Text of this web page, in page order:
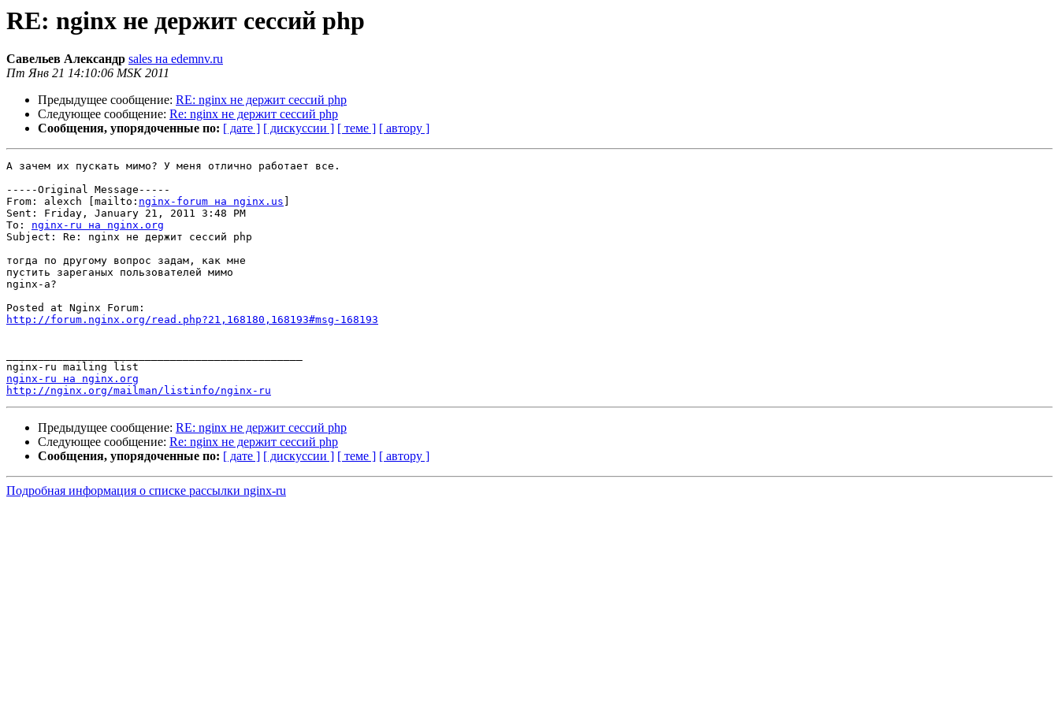
RE: nginx не держит сессий php
Савельев Александр sales на edemnv.ru
Пт Янв 21 14:10:06 MSK 2011
Предыдущее сообщение: RE: nginx не держит сессий php
Следующее сообщение: Re: nginx не держит сессий php
Сообщения, упорядоченные по: [ дате ] [ дискуссии ] [ теме ] [ автору ]
А зачем их пускать мимо? У меня отлично работает все.
-----Original Message-----
From: alexch [mailto: nginx-forum на nginx.us
Sent: Friday, January 21, 2011 3:48 PM
To: nginx-ru на nginx.org
Subject: Re: nginx не держит сессий php
тогда по другому вопрос задам, как мне
пустить зареганых пользователей мимо
nginx-a?
http://forum.nginx.org/read.php?21,168180,168193#msg-168193
nginx-ru на nginx.org
http://nginx.org/mailman/listinfo/nginx-ru
Предыдущее сообщение: RE: nginx не держит сессий php
Следующее сообщение: Re: nginx не держит сессий php
Сообщения, упорядоченные по: [ дате ] [ дискуссии ] [ теме ] [ автору ]
Подробная информация о списке рассылки nginx-ru